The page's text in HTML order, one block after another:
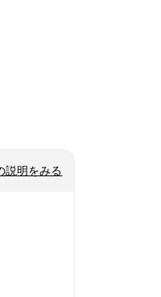
説明をみる